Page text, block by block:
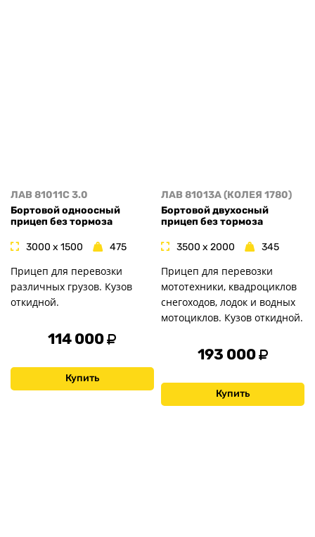
ЛАВ 81011C 3.0
Бортовой одноосный
прицеп без тормоза
3000 x 1500 475
Прицеп для перевозки
различных грузов. Кузов
откидной.
114 000
Купить
ЛАВ 81013A (КОЛЕЯ 1780)
Бортовой двухосный
прицеп без тормоза
3500 x 2000 345
Прицеп для перевозки
мототехники, квадроциклов
снегоходов, лодок и водных
мотоциклов. Кузов откидной.
193 000
Купить